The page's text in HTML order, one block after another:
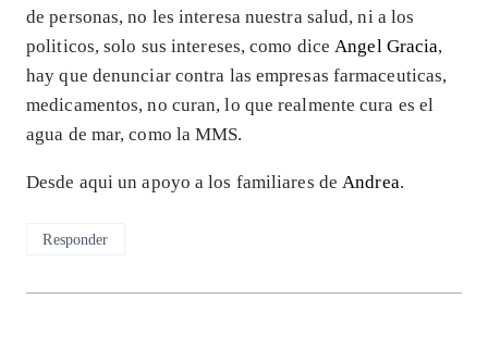
de personas, no les interesa nuestra salud, ni a los
politicos, solo sus intereses, como diceAngel Gracia,
hay que denunciar contra las empresas farmaceuticas,
medicamentos, no curan, lo que realmente cura es el
agua de mar, como la MMS.
Desde aqui un apoyo a los familiares deAndrea.
Responder